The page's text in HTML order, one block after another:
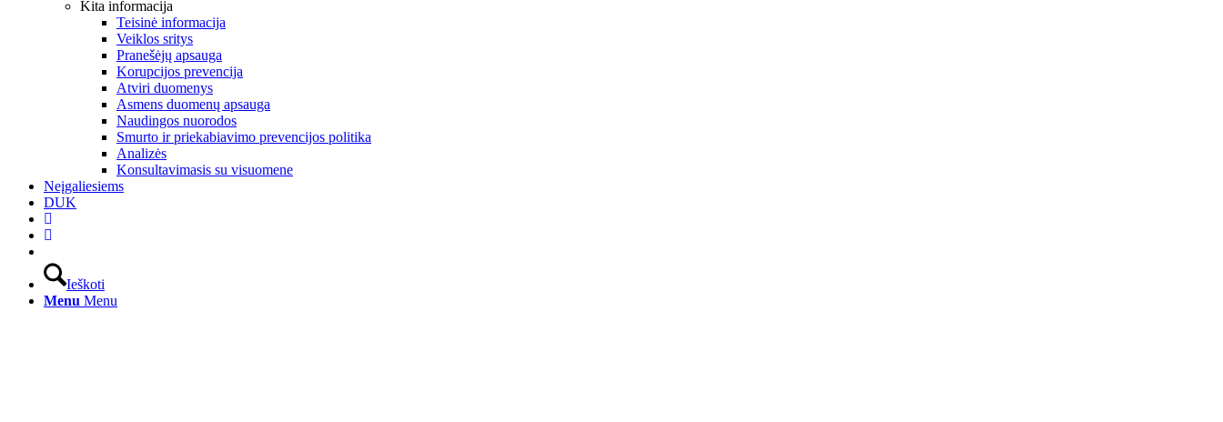
Kita informacija
Teisinė informacija
Veiklos sritys
Pranešėjų apsauga
Korupcijos prevencija
Atviri duomenys
Asmens duomenų apsauga
Naudingos nuorodos
Smurto ir priekabiavimo prevencijos politika
Analizės
Konsultavimasis su visuomene
Neįgaliesiems
DUK
Ieškoti
Menu Menu